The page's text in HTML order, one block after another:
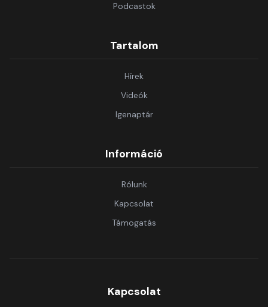
Podcastok
Tartalom
Hírek
Videók
Igenaptár
Információ
Rólunk
Kapcsolat
Támogatás
Kapcsolat